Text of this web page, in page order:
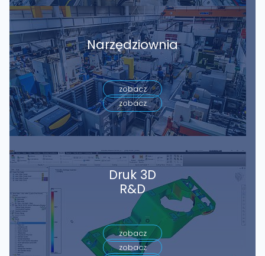
Narzędziownia
zobacz
Druk 3D
zobacz
R&D
zobacz
zobacz